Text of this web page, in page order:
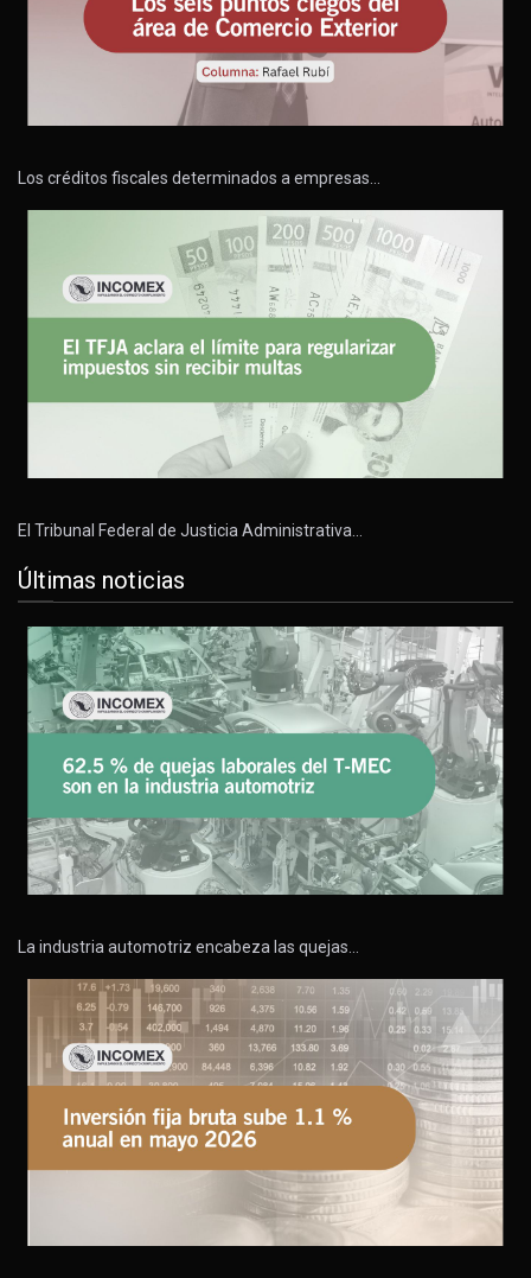
Los créditos fiscales determinados a empresas…
El Tribunal Federal de Justicia Administrativa…
Últimas noticias
La industria automotriz encabeza las quejas…